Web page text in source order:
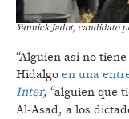
Yannick Jadot, candidato
“Alguien así no
Hidalgo en una
Inter, “alguien que
Al-Asad, a los